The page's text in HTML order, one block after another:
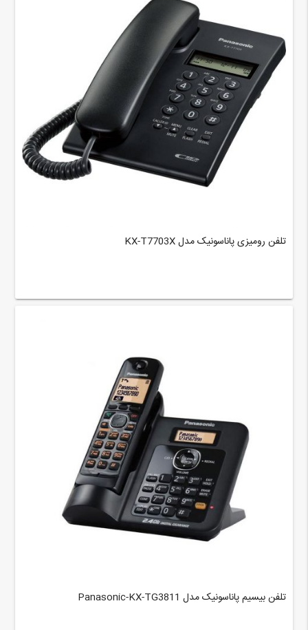
تلفن رومیزی پاناسونیک مدل KX-T7703X
تلفن بیسیم پاناسونیک مدل Panasonic-KX-TG3811